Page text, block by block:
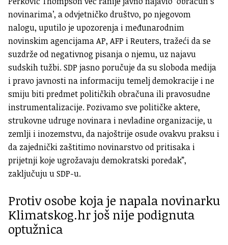
novinarima’, a odvjetničko društvo, po njegovom
nalogu, uputilo je upozorenja i međunarodnim
novinskim agencijama AP, AFP i Reuters, tražeći da se
suzdrže od negativnog pisanja o njemu, uz najavu
sudskih tužbi. SDP jasno poručuje da su sloboda medija
i pravo javnosti na informaciju temelj demokracije i ne
smiju biti predmet političkih obračuna ili pravosudne
instrumentalizacije. Pozivamo sve političke aktere,
strukovne udruge novinara i nevladine organizacije, u
zemlji i inozemstvu, da najoštrije osude ovakvu praksu i
da zajednički zaštitimo novinarstvo od pritisaka i
prijetnji koje ugrožavaju demokratski poredak”,
zaključuju u SDP-u.
Protiv osobe koja je napala novinarku
Klimatskog.hr još nije podignuta
optužnica